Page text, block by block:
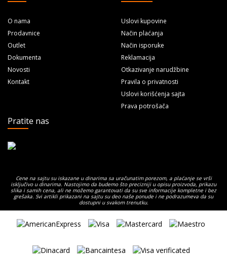
O nama
Prodavnice
Outlet
Dokumenta
Novosti
Kontakt
Uslovi kupovine
Način plaćanja
Način isporuke
Reklamacija
Otkazivanje narudžbine
Pravila o privatnosti
Uslovi korišćenja sajta
Prava potrošača
Pratite nas
Cene na sajtu su iskazane u dinarima sa uračunatim porezom, a plaćanje se vrši
isključivo u dinarima. Nastojimo da budemo što precizniji u opisu proizvoda, prikazu
slika i samih cena, ali ne možemo garantovati da su sve informacije kompletne i bez
grešaka. Svi artikli prikazani na sajtu su deo naše ponude i ne podrazumeva da su
dostupni u svakom trenutku.